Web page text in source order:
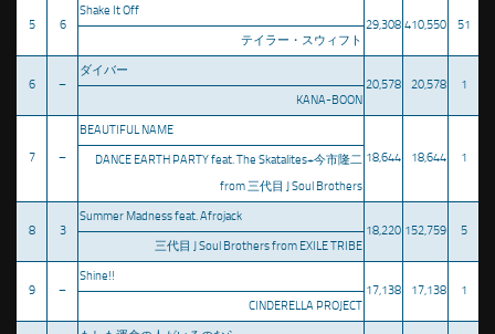
5 6
Shake It Off
29,308 410,550
51
テイラー・スウィフト
6 –
ダイバー
20,578
20,578
1
KANA-BOON
7 –
BEAUTIFUL NAME
18,644
18,644 1
DANCE EARTH PARTY feat. The Skatalites+今市隆二
from 三代目 J Soul Brothers
8 3
Summer Madness feat. Afrojack
18,220 152,759
5
三代目 J Soul Brothers from EXILE TRIBE
9 –
Shine!!
17,138
17,138
1
CINDERELLA PROJECT